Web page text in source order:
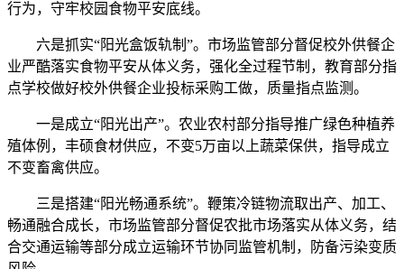
行为，守牢校园食物平安底线。
六是抓实“阳光盒饭轨制”。市场监管部分督促校外供餐企
业严酷落实食物平安从体义务，强化全过程节制，教育部分指
点学校做好校外供餐企业投标采购工做，质量指点监测。
一是成立“阳光出产”。农业农村部分指导推广绿色种植养
殖体例，丰硕食材供应，不变5万亩以上蔬菜保供，指导成立
不变畜禽供应。
三是搭建“阳光畅通系统”。鞭策冷链物流取出产、加工、
畅通融合成长，市场监管部分督促农批市场落实从体义务，结
合交通运输等部分成立运输环节协同监管机制，防备污染变质